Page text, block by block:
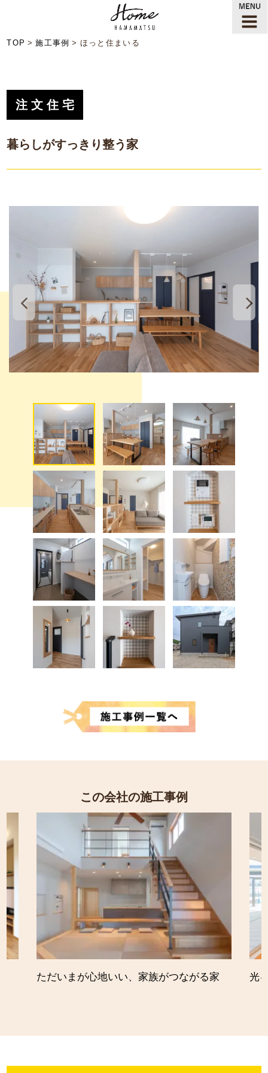
TOP 施工事例 ほっと住まいる
注文住宅
暮らしがすっきり整う家
この会社の施工事例
ただいまが心地いい、家族がつながる家 光